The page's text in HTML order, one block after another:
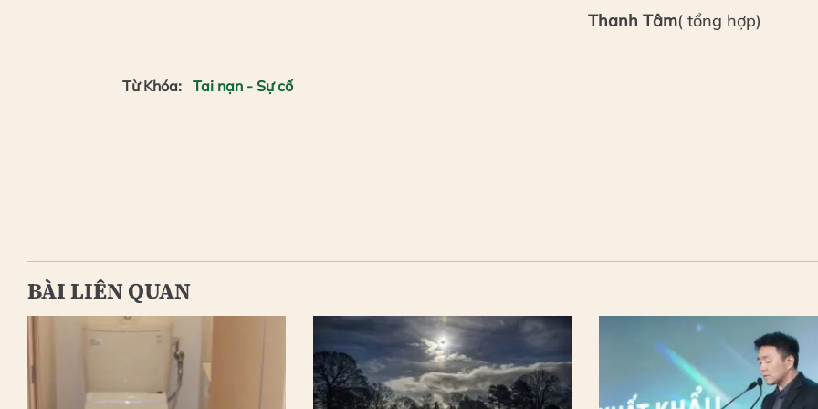
Thanh Tâm( tổng hợp)
Từ Khóa: Tai nạn - Sự cố
BÀI LIÊN QUAN